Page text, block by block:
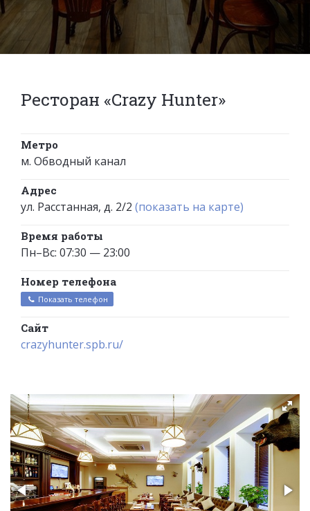
Ресторан «Crazy Hunter»
Метро
м. Обводный канал
Адрес
ул. Расстанная, д. 2/2 (показать на карте)
Время работы
Пн–Вс: 07:30 — 23:00
Номер телефона
Показать телефон
Сайт
crazyhunter.spb.ru/